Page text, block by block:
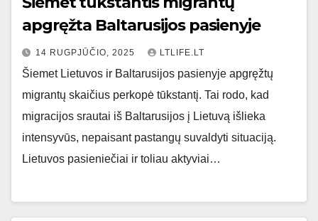
apgręžta Baltarusijos pasienyje
14 RUGPJŪČIO, 2025 LTLIFE.LT
Šiemet Lietuvos ir Baltarusijos pasienyje apgręžtų
migrantų skaičius perkopė tūkstantį. Tai rodo, kad
migracijos srautai iš Baltarusijos į Lietuvą išlieka
intensyvūs, nepaisant pastangų suvaldyti situaciją.
Lietuvos pasieniečiai ir toliau aktyviai…